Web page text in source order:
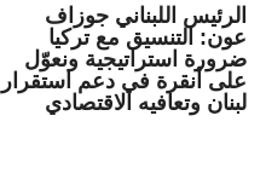
الرئيس اللبناني جوزاف
عون: التنسيق مع تركيا
ضرورة استراتيجية ونعوّل
على أنقرة في دعم استقرار
لبنان وتعافيه الاقتصادي